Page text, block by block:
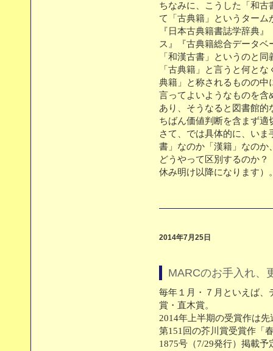
ちなみに、こうした「和
て「古典籍」というターム
『日本古典籍書誌学辞典
ス』『古典籍総合データ
「和漢古書」というのと
「古典籍」と言うと何と
典籍」と称されるものの中
言ってよいようなものを含
あり、そうなると図書館
ちばん価値判断を含まず適
さて、では具体的に、い
書」なのか「漢籍」なのか
どうやって区別するのか
休み明け以降になります）
2014年7月25日
MARCのお手入れ、
毎年１月・７月といえば、
賞・直木賞。
2014年上半期の受賞作は
第151回の芥川賞受賞作「
1875号（7/29発行）掲載予